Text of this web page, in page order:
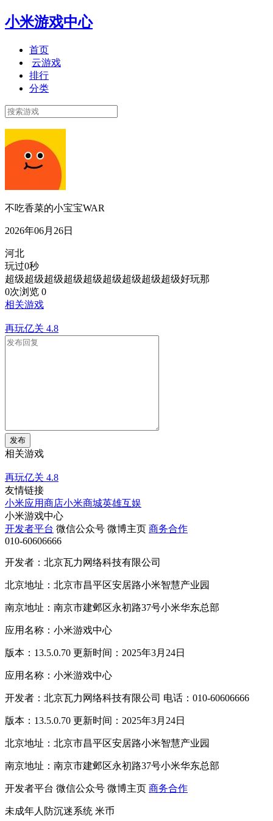
小米游戏中心
首页
云游戏
排行
分类
不吃香菜的小宝宝WAR
2026年06月26日
河北
玩过0秒
超级超级超级超级超级超级超级超级超级好玩那
0次浏览 0
相关游戏
再玩亿关 4.8
发布
相关游戏
再玩亿关 4.8
友情链接
小米应用商店小米商城英雄互娱
小米游戏中心
开发者平台 微信公众号 微博主页 商务合作
010-60606666
开发者：北京瓦力网络科技有限公司
北京地址：北京市昌平区安居路小米智慧产业园
南京地址：南京市建邺区永初路37号小米华东总部
应用名称：小米游戏中心
版本：13.5.0.70 更新时间：2025年3月24日
应用名称：小米游戏中心
开发者：北京瓦力网络科技有限公司 电话：010-60606666
版本：13.5.0.70 更新时间：2025年3月24日
北京地址：北京市昌平区安居路小米智慧产业园
南京地址：南京市建邺区永初路37号小米华东总部
开发者平台 微信公众号 微博主页 商务合作
未成年人防沉迷系统 米币